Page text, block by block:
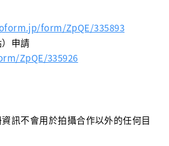
form/ZpQE/335893
申請
ZpQE/335926
訊不會用於拍攝合作以外的任何目